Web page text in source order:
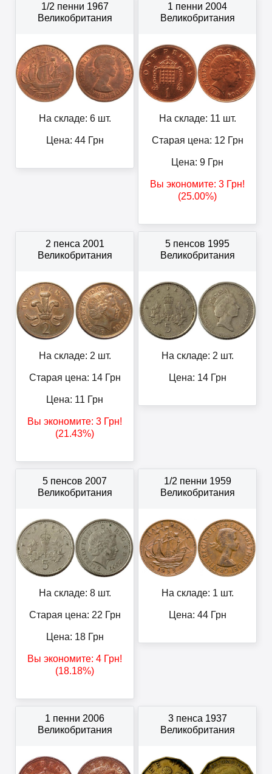
1/2 пенни 1967
Великобритания
На складе: 6 шт.
Цена: 44Грн
1 пенни 2004
Великобритания
На складе: 11 шт.
Старая цена: 12 Грн
Цена: 9 Грн
Вы экономите: 3 Грн!
(25.00%)
2 пенса 2001
Великобритания
На складе: 2 шт.
Старая цена: 14Грн
Цена: 11 Грн
Вы экономите: 3 Грн!
(21.43%)
5 пенсов 1995
Великобритания
На складе: 2 шт.
Цена: 14Грн
5 пенсов 2007
Великобритания
На складе: 8 шт.
Старая цена: 22 Грн
Цена: 18Грн
Вы экономите: 4 Грн!
(18.18%)
1/2 пенни 1959
Великобритания
На складе: 1 шт.
Цена: 44Грн
1 пенни 2006
Великобритания
3 пенса 1937
Великобритания